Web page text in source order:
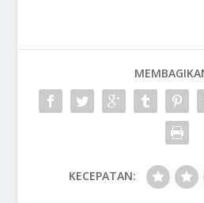
KECEPATAN: